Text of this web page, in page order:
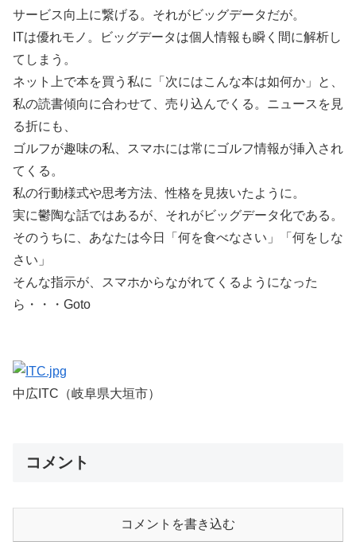
サービス向上に繋げる。それがビッグデータだが。
ITは優れモノ。ビッグデータは個人情報も瞬く間に解析し
てしまう。
ネット上で本を買う私に「次にはこんな本は如何か」と、
私の読書傾向に合わせて、売り込んでくる。ニュースを見
る折にも、
ゴルフが趣味の私、スマホには常にゴルフ情報が挿入され
てくる。
私の行動様式や思考方法、性格を見抜いたように。
実に鬱陶な話ではあるが、それがビッグデータ化である。
そのうちに、あなたは今日「何を食べなさい」「何をしな
さい」
そんな指示が、スマホからながれてくるようになった
ら・・・Goto
中広ITC（岐阜県大垣市）
コメント
コメントを書き込む